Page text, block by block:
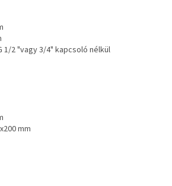
1/2 "vagy 3/4" kapcsoló nélkül
mm